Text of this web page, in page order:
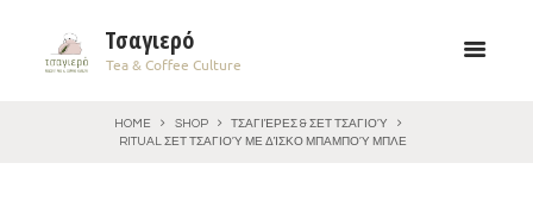
Τσαγιερό
Tea & Coffee Culture
HOME SHOP
ΤΣΑΓΙΈΡΕΣ & ΣΕΤ ΤΣΑΓΙΟΎ
RITUAL ΣΕΤ ΤΣΑΓΙΟΎ ΜΕ ΔΊΣΚΟ ΜΠΑΜΠΟΎ ΜΠΛΕ